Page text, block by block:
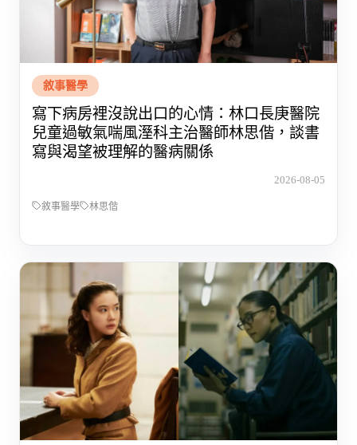
敘事醫學
寫下病房裡沒說出口的心情：林口長庚醫院
兒童過敏氣喘風溼科主治醫師林思偕，談書
寫與渴望被理解的醫病關係
2026-08-05
敘事醫學 林思偕